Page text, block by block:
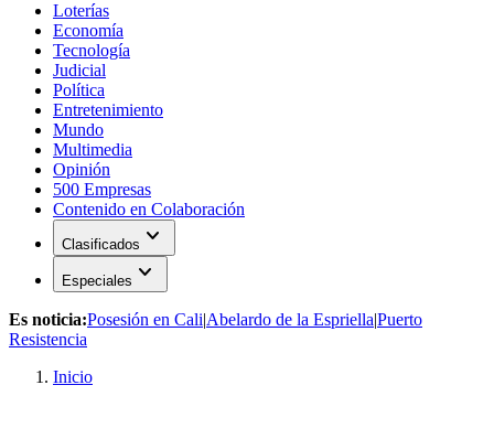
Loterías
Economía
Tecnología
Judicial
Política
Entretenimiento
Mundo
Multimedia
Opinión
500 Empresas
Contenido en Colaboración
Clasificados expand_more
Especiales expand_more
Es noticia:Posesión en Cali|Abelardo de la Espriella|Puerto
Resistencia
Inicio